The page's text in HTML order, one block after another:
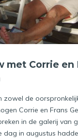
met Corrie en
zowel de
Corrie en Frans
in de galerij van
dag in augustus